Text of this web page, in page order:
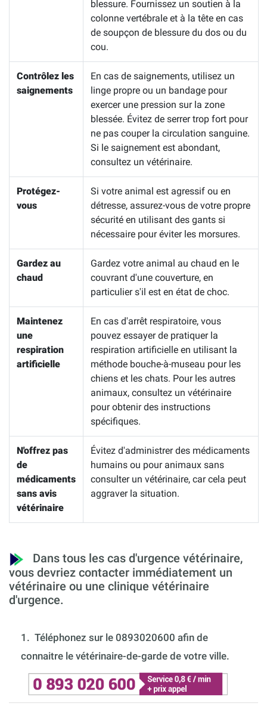
blessure. Fournissez un soutien à la
colonne vertébrale et à la tête en cas
de soupçon de blessure du dos ou du
cou.
Contrôlez les
saignements
En cas de saignements, utilisez un
linge propre ou un bandage pour
exercer une pression sur la zone
blessée. Évitez de serrer trop fort pour
ne pas couper la circulation sanguine.
Si le saignement est abondant,
consultez un vétérinaire.
Protégez-
vous
Si votre animal est agressif ou en
détresse, assurez-vous de votre propre
sécurité en utilisant des gants si
nécessaire pour éviter les morsures.
Gardez au
chaud
Gardez votre animal au chaud en le
couvrant d'une couverture, en
particulier s'il est en état de choc.
Maintenez
une
respiration
artificielle
En cas d'arrêt respiratoire, vous
pouvez essayer de pratiquer la
respiration artificielle en utilisant la
méthode bouche-à-museau pour les
chiens et les chats. Pour les autres
animaux, consultez un vétérinaire
pour obtenir des instructions
spécifiques.
N'offrez pas
de
médicaments
sans avis
vétérinaire
Évitez d'administrer des médicaments
humains ou pour animaux sans
consulter un vétérinaire, car cela peut
aggraver la situation.
Dans tous les cas d'urgence vétérinaire,
vous devriez contacter immédiatement un
vétérinaire ou une clinique vétérinaire
d'urgence.
1. Téléphonez sur le 0893020600 afin de
connaitre le vétérinaire-de-garde de votre ville.